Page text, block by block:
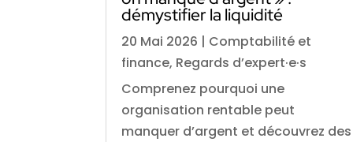
démystifier la liquidité
20 Mai 2026 | Comptabilité et
finance, Regards d’expert·e·s
Comprenez pourquoi une
organisation rentable peut
manquer d’argent et découvrez des